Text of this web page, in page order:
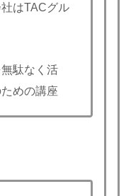
はTACグル
駄なく活
めの講座